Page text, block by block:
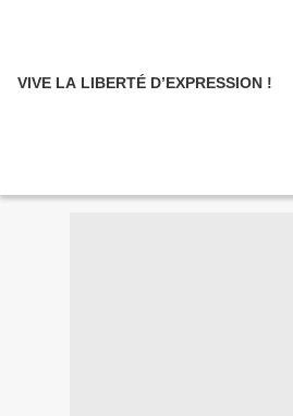
VIVE LA LIBERTÉ D’EXPRESSION !